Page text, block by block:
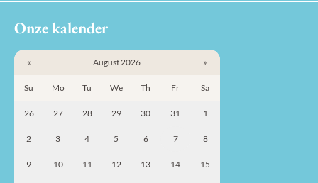
Onze kalender
« August 2026 »
Su Mo Tu We Th Fr Sa
26 27 28 29 30 31 1
2 3 4 5 6 7 8
9 10 11 12 13 14 15